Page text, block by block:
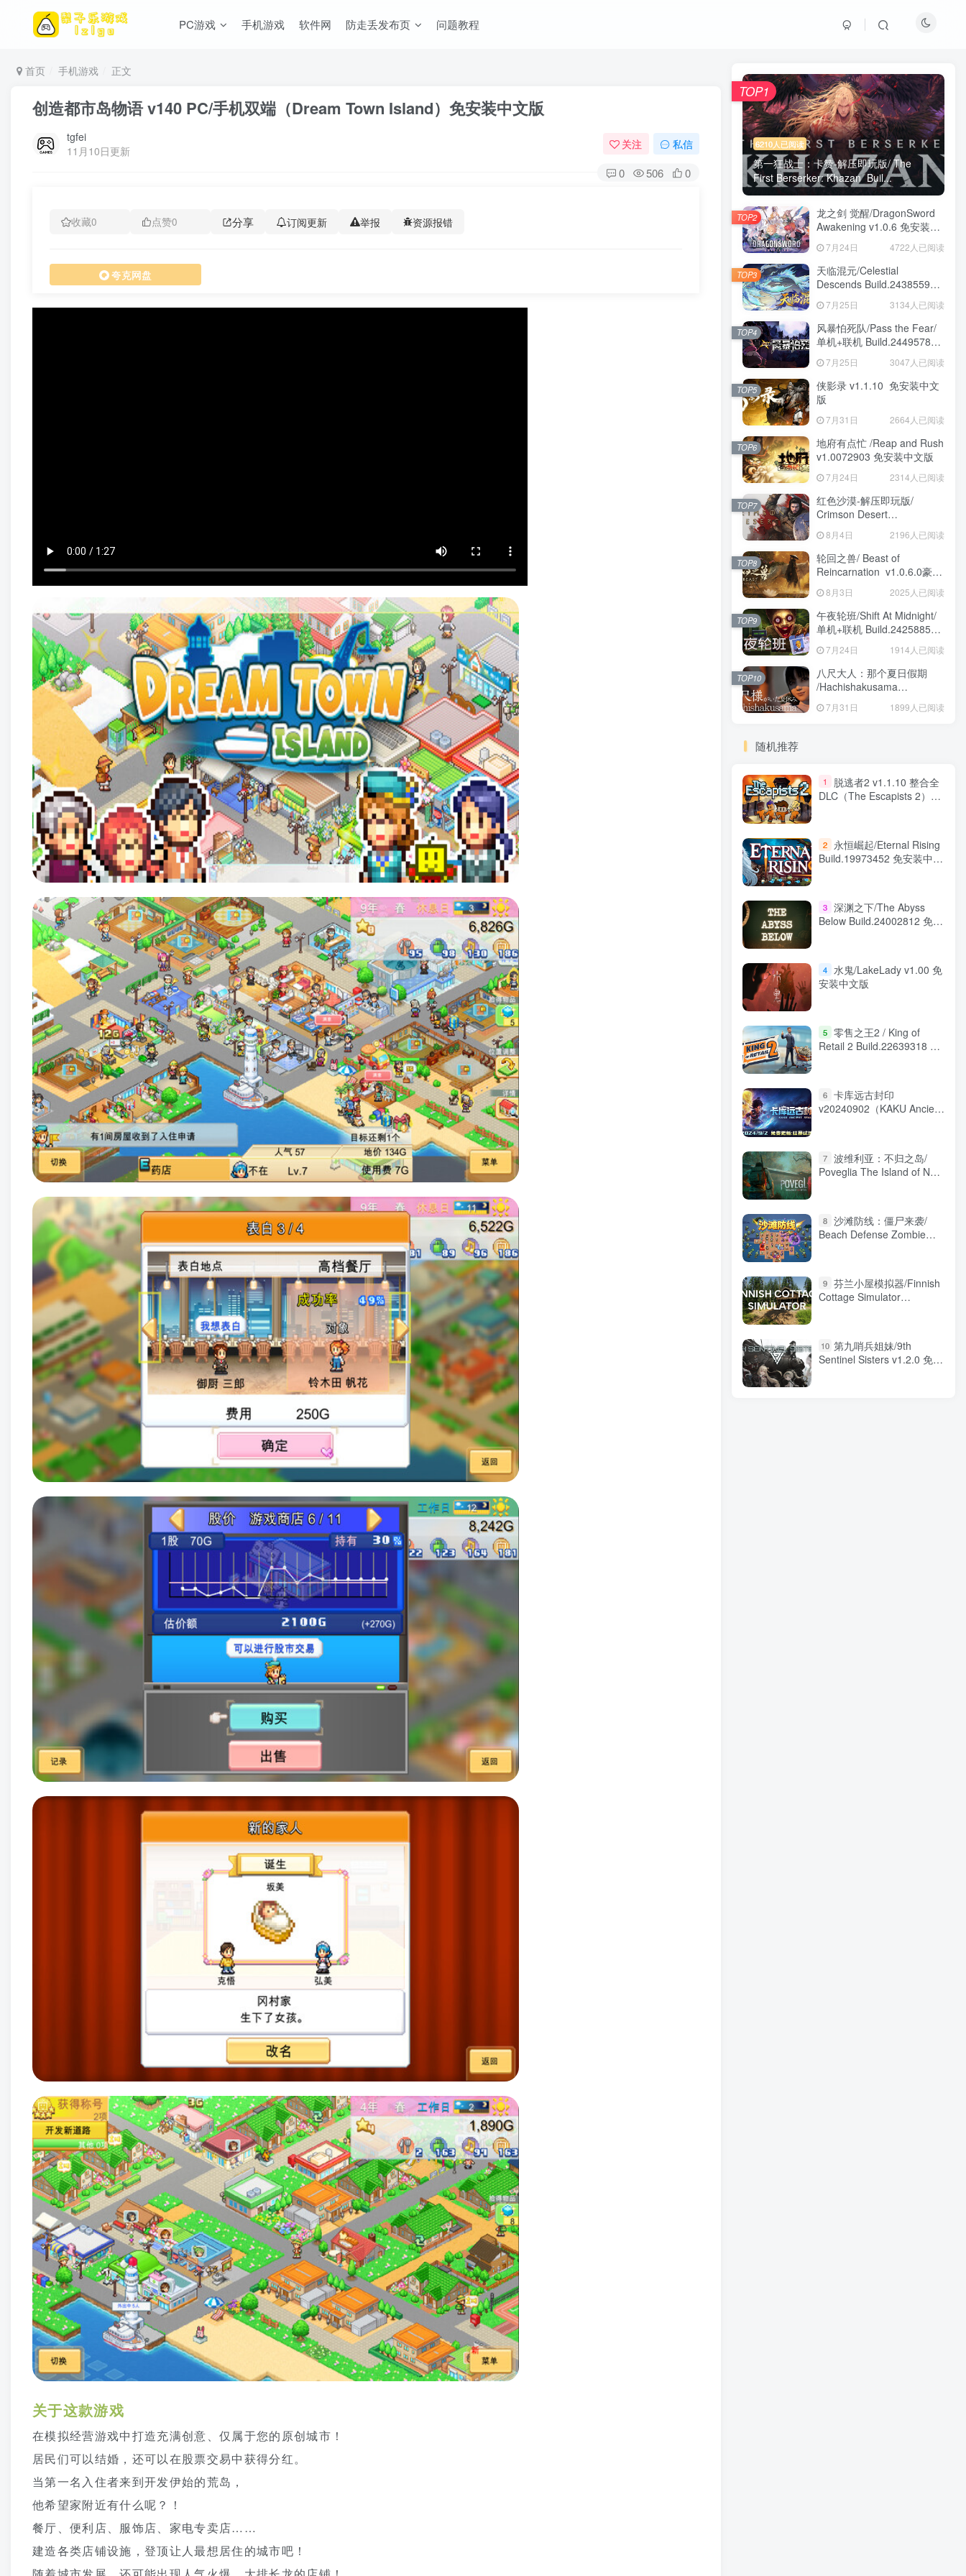
PC游戏 手机游戏 软件网 防走丢发布页 问题教程
首页 手机游戏 正文
创造都市岛物语 v140 PC/手机双端（Dream Town Island）免安装中文版
tgfei
11月10日更新
关注 私信
0 506 0
收藏0 点赞0 分享 订阅更新 举报 资源报错
夸克网盘
关于这款游戏
在模拟经营游戏中打造充满创意、仅属于您的原创城市！
居民们可以结婚，还可以在股票交易中获得分红。
当第一名入住者来到开发伊始的荒岛，
他希望家附近有什么呢？！
餐厅、便利店、服饰店、家电专卖店……
建造各类店铺设施，登顶让人最想居住的城市吧！
6210人已阅读
第一狂战士：卡赞-解压即玩版/ The
First Berserker: Khazan Buil...
TOP1
龙之剑 觉醒/DragonSword
Awakening v1.0.6 免安装中
7月24日 4722人已阅读
TOP2
天临混元/Celestial
Descends Build.24385591
7月25日 3134人已阅读
TOP3
风暴怕死队/Pass the Fear/
单机+联机 Build.24495782
7月25日 3047人已阅读
TOP4
侠影录 v1.1.10 免安装中文
版
7月31日 2664人已阅读
TOP5
地府有点忙 /Reap and Rush
v1.0072903 免安装中文版
7月24日 2314人已阅读
TOP6
红色沙漠-解压即玩版/
Crimson Desert
HYPERVISOR v1.14.00 免
安装中文版
8月4日 2196人已阅读
TOP7
轮回之兽/ Beast of
Reincarnation v1.0.6.0豪华
8月3日 2025人已阅读
TOP8
午夜轮班/Shift At Midnight/
单机+联机 Build.24258857
免安装中文版
7月24日 1914人已阅读
TOP9
八尺大人：那个夏日假期
/Hachishakusama
Build.24462853 免安装中文
版7月31日 1899人已阅读
TOP10
随机推荐
1
脱逃者2 v1.1.10 整合全
DLC（The Escapists 2）免
2
永恒崛起/Eternal Rising
Build.19973452 免安装中文
3 深渊之下/The Abyss
Below Build.24002812 免安
4 水鬼/LakeLady v1.00 免
安装中文版
5 零售之王2 / King of
Retail 2 Build.22639318 免
6 卡库远古封印
v20240902（KAKU Ancient
7 波维利亚：不归之岛/
Poveglia The Island of Non
8 沙滩防线：僵尸来袭/
Beach Defense Zombie
9 芬兰小屋模拟器/Finnish
Cottage Simulator
10 第九哨兵姐妹/9th
Sentinel Sisters v1.2.0 免安